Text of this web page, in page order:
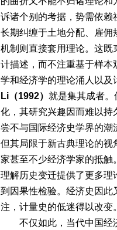
诉诸个别的考据，势需依赖
长期纠缠于土地分配、雇
机制则直接套用理论。这
计描述，而不注重基于样本
学和经济学的理论涌人以及
Li（1992） 就是集其成者
化，其研究兴趣因而难以持
尝不与国际经济史学界的潮
但其局限于新古典理论的视
家甚至不少经济学家的抵
理解历史变迁提供了更多
到因果性检验。经济史因此
注，计量史的低迷得以改变。
不仅如此，当代中国经济